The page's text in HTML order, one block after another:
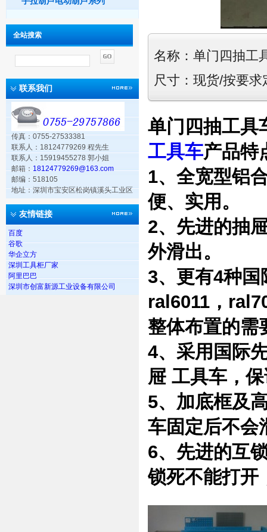
全站搜索
联系我们
传真：0755-27533381
联系人：18124779269 程先生
联系人：15919455278 郭小姐
邮箱：18124779269@163.com
邮编：518105
地址：深圳市宝安区松岗镇溪头工业区
友情链接
百度
谷歌
华企立方
深圳工具柜厂家
阿里巴巴
深圳市创富新源工业设备有限公司
名称： 单门四抽工
尺寸：现货/按要求
单门四抽工具
工具车产品特
1、全宽型铝
便、实用。
2、先进的抽
外滑出。
3、更有4种
ral6011，
整体布置的需
4、采用国际
屉 工具车，
5、加底框及
车固定后不会
6、先进的互
锁死不能打开